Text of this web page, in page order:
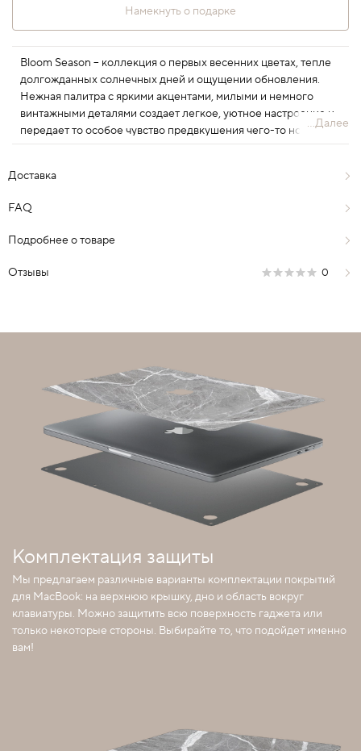
Намекнуть о подарке
Bloom Season – коллекция о первых весенних цветах, тепле
долгожданных солнечных дней и ощущении обновления.
Нежная палитра с яркими акцентами, милыми и немного
винтажными деталями создает легкое, уютное настроение и
передает то особое чувство предвкушения чего-то нового,
светлого и вдохновляющего.
...Далее
Доставка
FAQ
Подробнее о товаре
Отзывы 0
Комплектация защиты
Мы предлагаем различные варианты комплектации покрытий
для MacBook: на верхнюю крышку, дно и область вокруг
клавиатуры. Можно защитить всю поверхность гаджета или
только некоторые стороны. Выбирайте то, что подойдет именно
вам!